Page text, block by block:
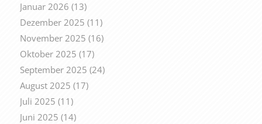
Januar 2026 (13)
Dezember 2025 (11)
November 2025 (16)
Oktober 2025 (17)
September 2025 (24)
August 2025 (17)
Juli 2025 (11)
Juni 2025 (14)